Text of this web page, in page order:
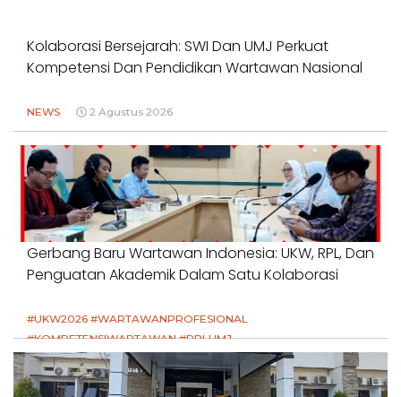
Kolaborasi Bersejarah: SWI Dan UMJ Perkuat
Kompetensi Dan Pendidikan Wartawan Nasional
NEWS 2 Agustus 2026
Gerbang Baru Wartawan Indonesia: UKW, RPL, Dan
Penguatan Akademik Dalam Satu Kolaborasi
#UKW2026 #WARTAWANPROFESIONAL
#KOMPETENSIWARTAWAN #RPLUMJ
#PENDIDIKANWARTAWAN #SWINASIONAL #SWIJABAR
1 Agustus 2026